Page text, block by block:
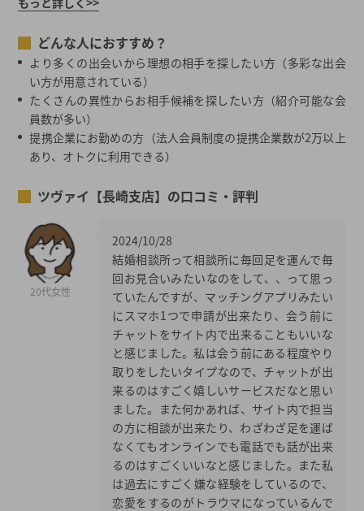
どんな人におすすめ？
より多くの出会いから理想の相手を探したい方（多彩な出会
い方が用意されている）
たくさんの異性からお相手候補を探したい方（紹介可能な会
員数が多い）
提携企業にお勤めの方（法人会員制度の提携企業数が2万以上
あり、オトクに利用できる）
ツヴァイ【長崎支店】の口コミ・評判
20代女性
2024/10/28
結婚相談所って相談所に毎回足を運んで毎
回お見合いみたいなのをして、、って思っ
ていたんですが、マッチングアプリみたい
にスマホ1つで申請が出来たり、会う前に
チャットをサイト内で出来ることもいいな
と感じました。私は会う前にある程度やり
取りをしたいタイプなので、チャットが出
来るのはすごく嬉しいサービスだなと思い
ました。また何かあれば、サイト内で担当
の方に相談が出来たり、わざわざ足を運ば
なくてもオンラインでも電話でも話が出来
るのはすごくいいなと感じました。また私
は過去にすごく嫌な経験をしているので、
恋愛をするのがトラウマになっているんで